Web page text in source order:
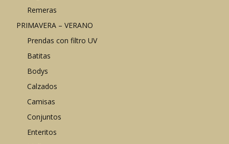
Remeras
PRIMAVERA – VERANO
Prendas con filtro UV
Batitas
Bodys
Calzados
Camisas
Conjuntos
Enteritos